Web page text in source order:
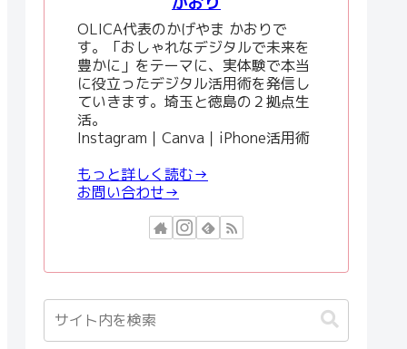
OLICA代表のかげやま かおりで
す。「おしゃれなデジタルで未来を
豊かに」をテーマに、実体験で本当
に役立ったデジタル活用術を発信し
ていきます。埼玉と徳島の２拠点生
活。
Instagram｜Canva｜iPhone活用術
もっと詳しく読む→
お問い合わせ→